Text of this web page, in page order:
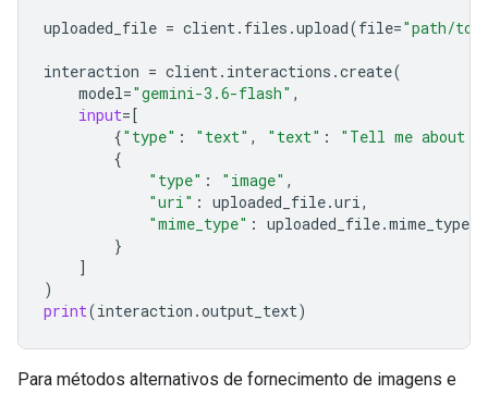
uploaded_file = client. files .upload(file="path/to/
interaction = client. interactions .create(
model="gemini-3.6-flash" ,
input=[
{"type" : "text" , "text" :
"Tell me about
{
"type" : "image" ,
"uri" : uploaded_file.uri,
"mime_type" : uploaded_file.mime_type
}
]
)
print(interaction .output_text)
Para métodos alternativos de fornecimento de imagens e